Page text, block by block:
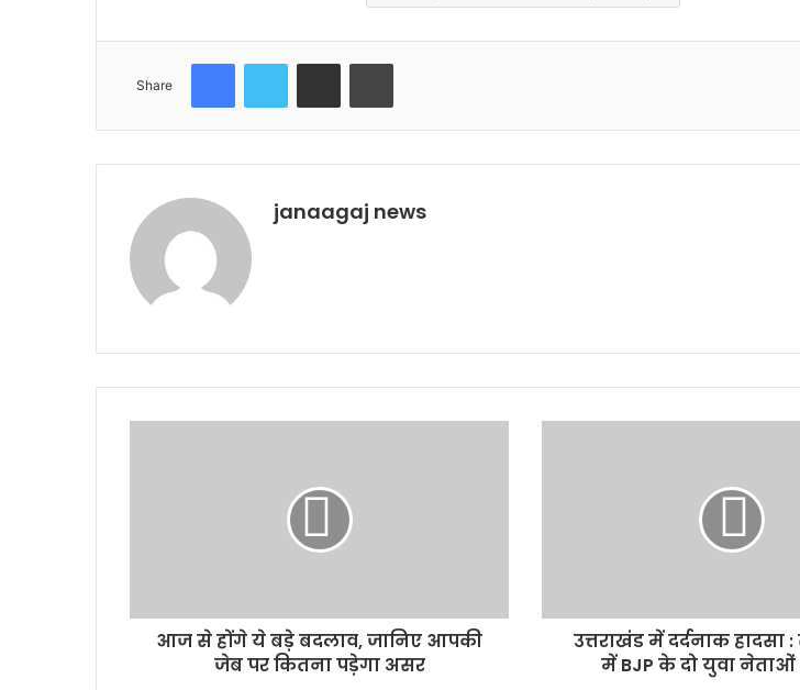
Share
FacebookTwitter Share via Email Print
janaagaj news
आज से होंगे ये बड़े बदलाव, जानिए आपकी
जेब पर कितना पड़ेगा असर
उत्तराखंड में दर्दनाक हादसा
में BJP के दो युवा नेताओं